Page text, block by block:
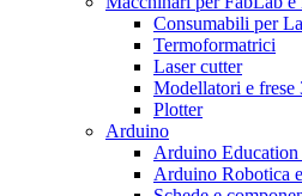
Consumabili per
Termoformatrici
Laser cutter
Modellatori e frese
Plotter
Arduino
Arduino
Arduino Robotica